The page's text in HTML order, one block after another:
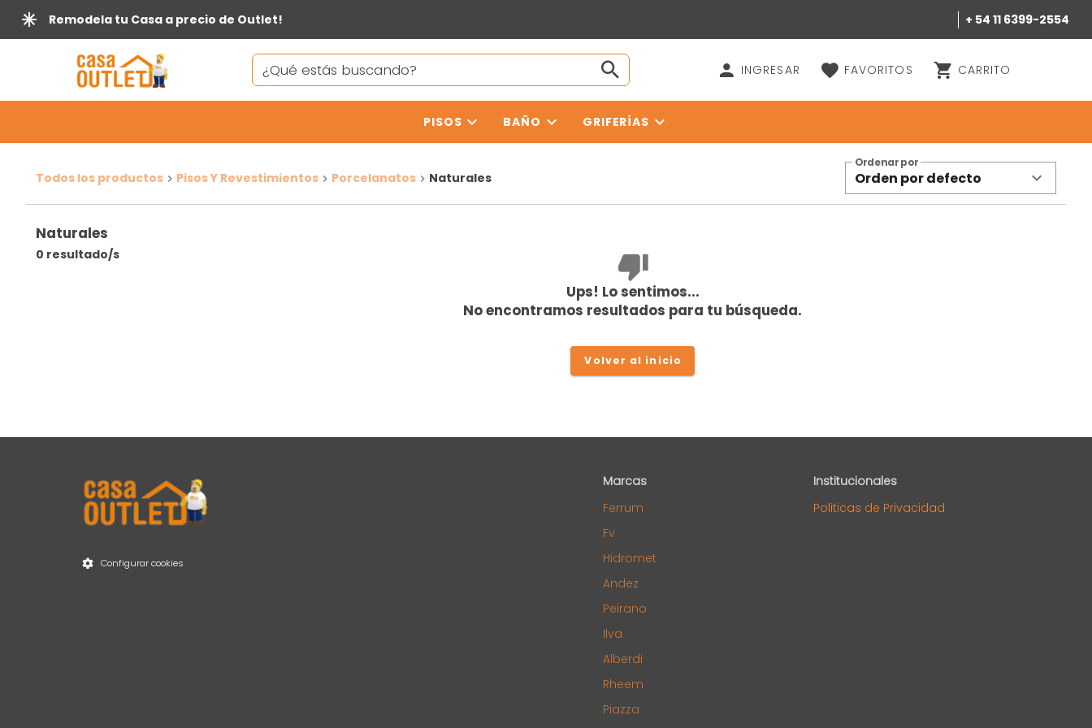
Remodela tu Casa a precio de Outlet! + 54 11 6399-2554
INGRESAR FAVORITOS CARRITO
PISOS BAÑO GRIFERÍAS
Todos los productos Pisos Y Revestimientos Porcelanatos Naturales
Ordenar por
Orden por defecto
Naturales
0 resultado/s
Ups! Lo sentimos...
No encontramos resultados para tu búsqueda.
Volver al inicio
Configurar cookies
Marcas
Ferrum
Fv
Hidromet
Andez
Peirano
Ilva
Alberdi
Rheem
Piazza
Institucionales
Politicas de Privacidad